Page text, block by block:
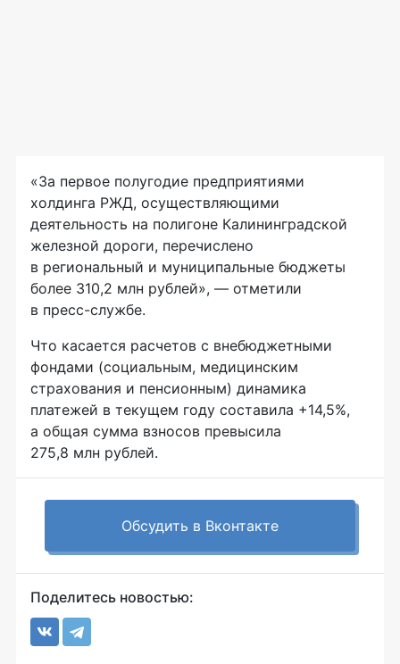
«За первое полугодие предприятиями
холдинга РЖД, осуществляющими
деятельность на полигоне Калининградской
железной дороги, перечислено
в региональный и муниципальные бюджеты
более 310,2 млн рублей», — отметили
в пресс-службе.
Что касается расчетов с внебюджетными
фондами (социальным, медицинским
страхования и пенсионным) динамика
платежей в текущем году составила +14,5%,
а общая сумма взносов превысила
275,8 млн рублей.
Обсудить в Вконтакте
Поделитесь новостью: